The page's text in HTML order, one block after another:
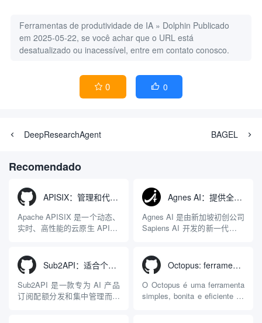
Ferramentas de produtividade de IA » Dolphin Publicado
em 2025-05-22, se você achar que o URL está
desatualizado ou inacessível, entre em contato conosco.
 0  0
DeepResearchAgent BAGEL
Recomendado
APISIX：管理和代理API及大模型流量的高性能网关
Apache APISIX 是一个动态、
实时、高性能的云原生 API 网
LuaJIT 构建，并在 2019 年作
为顶级开源项目捐赠给
Apache 软件基金会。APISIX
彻底摒...
Agnes AI：提供全模态模型免费API、支持图文视频生成与复杂工程执行的智能体平台
Agnes AI 是由新加坡初创公司
Sapiens AI 开发的新一代多模
限制，提供集文本、图像、视
频生成于一体的“全模态”大模
型能力。平台的核心产品矩阵
包括主打自动化工作流的
Sub2API：适合个人接入和管理多个大模型API中转服务
Sub2API 是一款专为 AI 产品
订阅配额分发和集中管理而设
Octopus: ferramenta de agente pessoal para gerenciar e distribuir APIs de modelo de linguagem grande e multicanal
O Octopus é uma ferramenta
simples, bonita e eficiente de